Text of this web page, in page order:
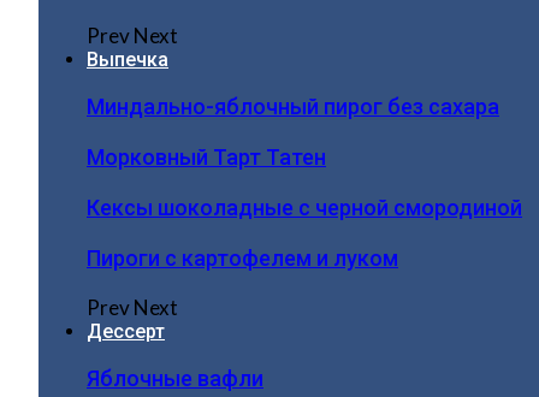
PrevNext
Выпечка
Миндально-яблочный пирог без сахара
Морковный Тарт Татен
Кексы шоколадные с черной смородиной
Пироги c картофелем и луком
PrevNext
Дессерт
Яблочные вафли